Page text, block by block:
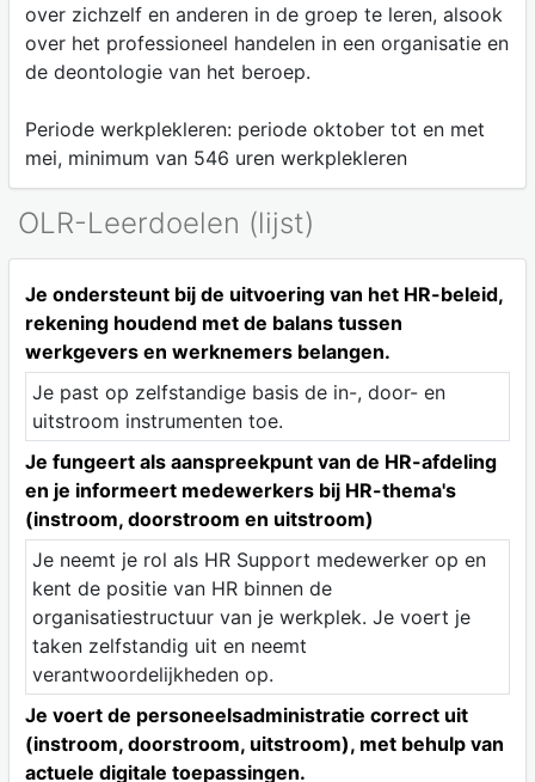
over zichzelf en anderen in de groep te leren, alsook
over het professioneel handelen in een organisatie en
de deontologie van het beroep.
Periode werkplekleren: periode oktober tot en met
mei, minimum van 546 uren werkplekleren
OLR-Leerdoelen (lijst)
Je ondersteunt bij de uitvoering van het HR-beleid,
rekening houdend met de balans tussen
werkgevers en werknemers belangen.
Je past op zelfstandige basis de in-, door- en
uitstroom instrumenten toe.
Je fungeert als aanspreekpunt van de HR-afdeling
en je informeert medewerkers bij HR-thema's
(instroom, doorstroom en uitstroom)
Je neemt je rol als HR Support medewerker op en
kent de positie van HR binnen de
organisatiestructuur van je werkplek. Je voert je
taken zelfstandig uit en neemt
verantwoordelijkheden op.
Je voert de personeelsadministratie correct uit
(instroom, doorstroom, uitstroom), met behulp van
actuele digitale toepassingen.